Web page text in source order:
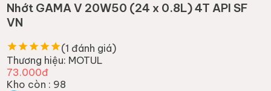
Nhớt GAMA V 20W50 (24 x 0.8L) 4T API SF
VN
(1 đánh giá)
Thương hiệu: MOTUL
73.000đ
Kho còn : 98